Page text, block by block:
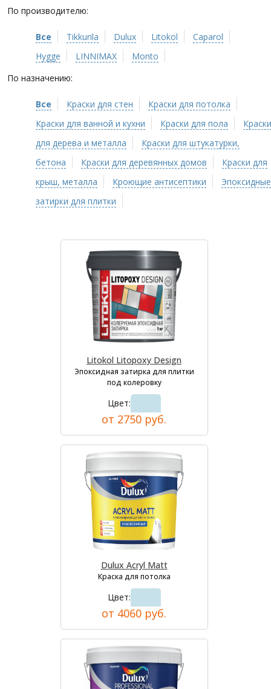
По производителю:
Все Tikkurila Dulux Litokol
Caparol
Hygge
LINNIMAX
Monto
По назначению:
Все Краски для стен
Краски для потолка
Краски для ванной и кухни
Краски для пола
Краски
для дерева и металла
Краски для штукатурки,
бетона
Краски для деревянных домов
Краски для
крыш, металла
Кроющие антисептики
Эпоксидные
затирки для плитки
Litokol Litopoxy Design
Эпоксидная затирка для плитки
под колеровку
Цвет:
от 2750 руб.
Dulux Acryl Matt
Краска для потолка
Цвет:
от 4060 руб.